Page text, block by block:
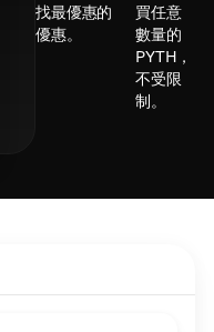
找最優惠的
優惠。
買任意
數量的
PYTH，
不受限
制。